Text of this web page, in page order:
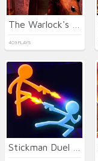
403 PLAYS